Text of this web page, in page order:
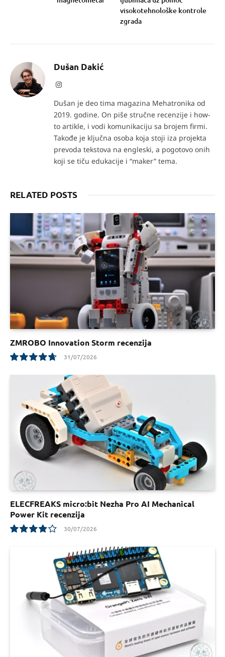
visokotehnološke kontrole
zgrada
Dušan Dakić
Instagram
Dušan je deo tima magazina Mehatronika od
2019. godine. On piše stručne recenzije i how-
to artikle, i vodi komunikaciju sa brojem firmi.
Takođe je ključna osoba koja stoji iza projekta
prevoda tekstova na engleski, a pogotovo onih
koji se tiču edukacije i “maker” tema.
RELATED POSTS
ZMROBO Innovation Storm recenzija
9.5
31/07/2026
ELECFREAKS micro:bit Nezha Pro AI Mechanical
Power Kit recenzija
30/07/2026